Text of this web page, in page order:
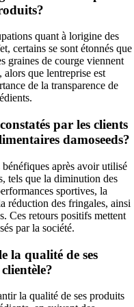
quant à lorigine des
certains se sont étonnés que
graines de courge viennent
que lentreprise est
de la transparence de
par les clients
damoseeds?
après avoir utilisé
tels que la diminution des
sportives, la
réduction des fringales, ainsi
Ces retours positifs mettent
par la société.
la qualité de ses
la qualité de ses produits